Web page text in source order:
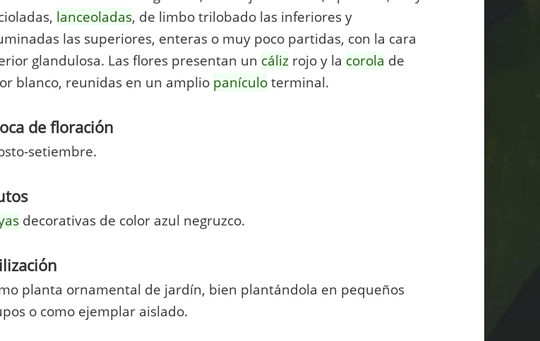
lanceoladas, de limbo trilobado las inferiores y
las superiores, enteras o muy poco partidas, con la cara
glandulosa. Las flores presentan un cáliz rojo y la corola de
blanco, reunidas en un amplio panículoterminal.
de floración
setiembre.
decorativas de color azul negruzco.
planta ornamental de jardín, bien plantándola en pequeños
o como ejemplar aislado.